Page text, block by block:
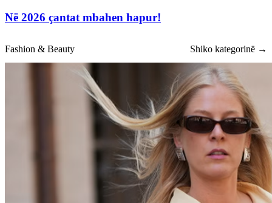
Në 2026 çantat mbahen hapur!
Fashion & Beauty Shiko kategorinë →